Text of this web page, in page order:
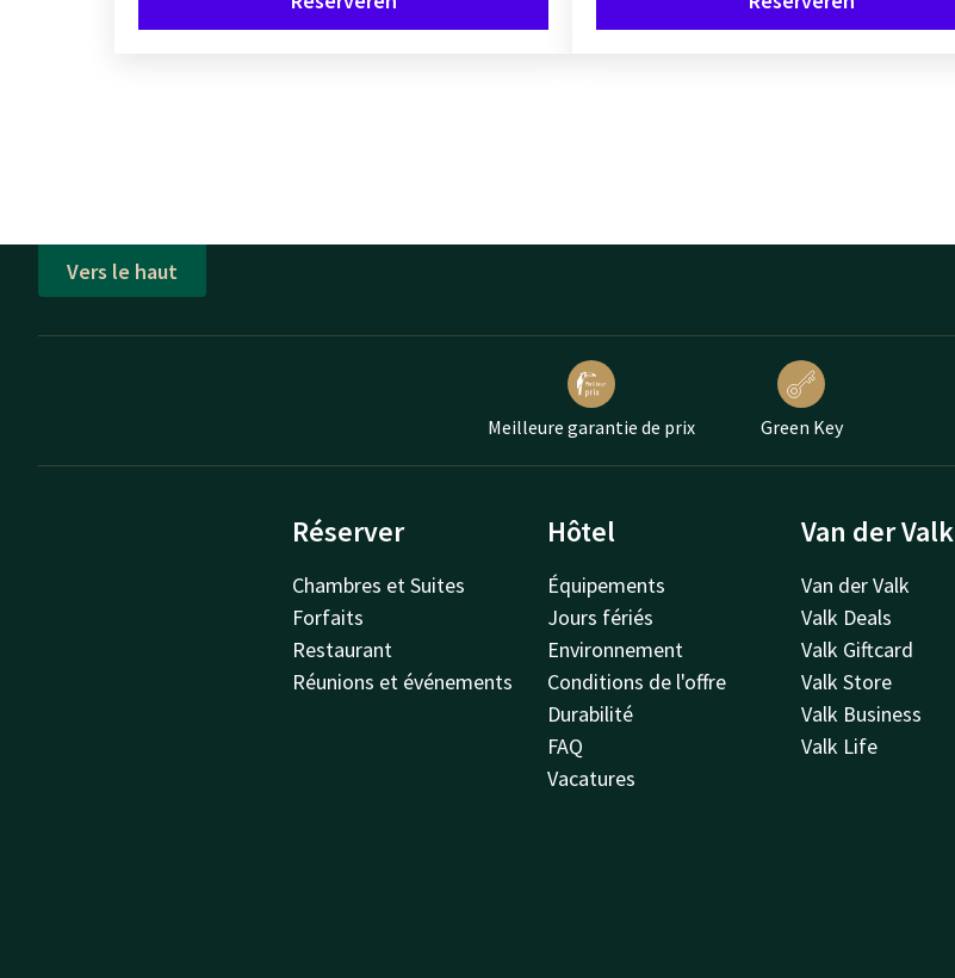
Vers le haut
Meilleure garantie de prix Green Key
Réserver
Chambres et Suites
Forfaits
Restaurant
Réunions et événements
Hôtel
Équipements
Jours fériés
Environnement
Conditions de l'offre
Durabilité
FAQ
Vacatures
Van der Valk
Van der Valk
Valk Deals
Valk Giftcard
Valk Store
Valk Business
Valk Life